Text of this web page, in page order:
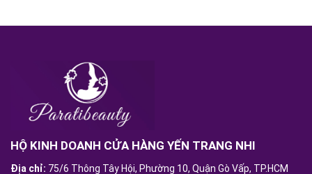
HỘ KINH DOANH CỬA HÀNG YẾN TRANG NHI
Địa chỉ: 75/6 Thông Tây Hội, Phường 10, Quận Gò Vấp, TP.HCM